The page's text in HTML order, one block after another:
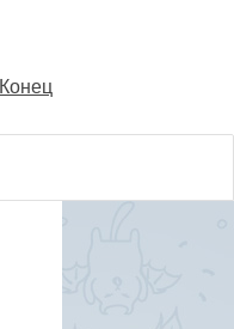
Конец